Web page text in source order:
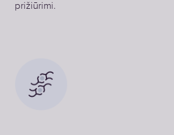
prižiūrimi.